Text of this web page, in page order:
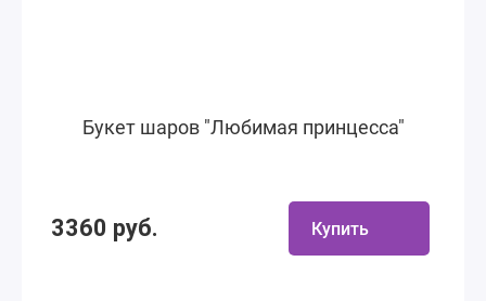
Букет шаров "Любимая принцесса"
3360 руб. Купить